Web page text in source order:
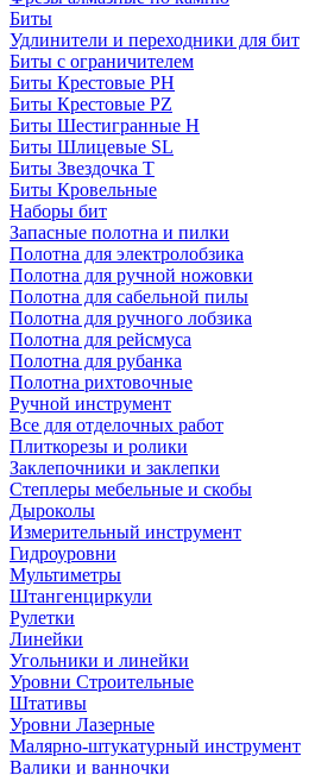
Биты
Удлинители и переходники для бит
Биты с ограничителем
Биты Крестовые PH
Биты Крестовые PZ
Биты Шестигранные H
Биты Шлицевые SL
Биты Звездочка T
Биты Кровельные
Наборы бит
Запасные полотна и пилки
Полотна для электролобзика
Полотна для ручной ножовки
Полотна для сабельной пилы
Полотна для ручного лобзика
Полотна для рейсмуса
Полотна для рубанка
Полотна рихтовочные
Ручной инструмент
Все для отделочных работ
Плиткорезы и ролики
Заклепочники и заклепки
Степлеры мебельные и скобы
Дыроколы
Измерительный инструмент
Гидроуровни
Мультиметры
Штангенциркули
Рулетки
Линейки
Угольники и линейки
Уровни Строительные
Штативы
Уровни Лазерные
Малярно-штукатурный инструмент
Валики и ванночки